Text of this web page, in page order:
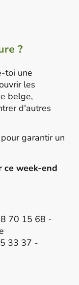
?
toi une
les
belge,
d'autres
pour garantir un
ce week-end
70 15 68 -
33 37 -